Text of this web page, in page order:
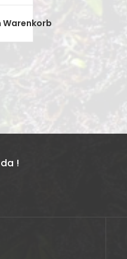
€.
Warenkorb
!